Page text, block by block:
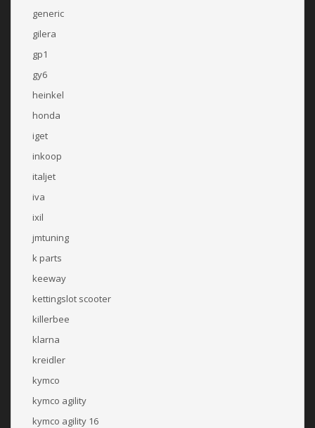
generic
gilera
gp1
gy6
heinkel
honda
iget
inkoop
italjet
iva
ixil
jmtuning
k parts
keeway
kettingslot scooter
killerbee
klarna
kreidler
kymco
kymco agility
kymco agility 16